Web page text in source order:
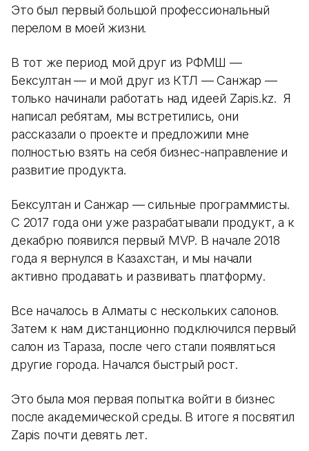
Это был первый большой профессиональный
перелом в моей жизни.
В тот же период мой друг из РФМШ —
Бексултан — и мой друг из КТЛ — Санжар —
только начинали работать над идеей Zapis.kz. Я
написал ребятам, мы встретились, они
рассказали о проекте и предложили мне
полностью взять на себя бизнес-направление и
развитие продукта.
Бексултан и Санжар — сильные программисты.
С 2017 года они уже разрабатывали продукт, а к
декабрю появился первый MVP. В начале 2018
года я вернулся в Казахстан, и мы начали
активно продавать и развивать платформу.
Все началось в Алматы с нескольких салонов.
Затем к нам дистанционно подключился первый
салон из Тараза, после чего стали появляться
другие города. Начался быстрый рост.
Это была моя первая попытка войти в бизнес
после академической среды. В итоге я посвятил
Zapis почти девять лет.